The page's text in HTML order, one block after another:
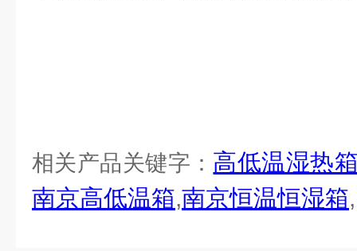
相关产品关键字： 高低温湿热
南京高低温箱,南京恒温恒湿箱,